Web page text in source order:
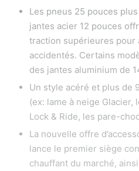
Les pneus 25 pouces
jantes acier 12 pouces
traction supérieures pour
accidentés. Certains
des jantes aluminium de
Un style acéré et plus de
(ex: lame à neige
Lock & Ride, les pare-
La nouvelle offre
lance le premier siège
chauffant du marché,